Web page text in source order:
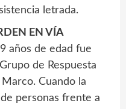
letrada.
EN VÍA
años de edad fue
de Respuesta
Cuando la
personas frente a